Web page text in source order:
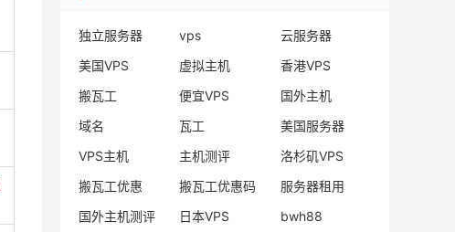
独立服务器 vps
云服务器
美国VPS
虚拟主机
香港VPS
搬瓦工
便宜VPS
国外主机
域名
瓦工
美国服务器
VPS主机
主机测评
洛杉矶VPS
搬瓦工优惠
搬瓦工优惠码
服务器租用
国外主机测评
日本VPS
bwh88